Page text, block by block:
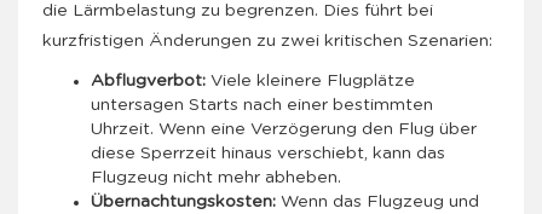
die Lärmbelastung zu begrenzen. Dies führt bei
kurzfristigen Änderungen zu zwei kritischen Szenarien:
Abflugverbot: Viele kleinere Flugplätze
untersagen Starts nach einer bestimmten
Uhrzeit. Wenn eine Verzögerung den Flug über
diese Sperrzeit hinaus verschiebt, kann das
Flugzeug nicht mehr abheben.
Übernachtungskosten: Wenn das Flugzeug und